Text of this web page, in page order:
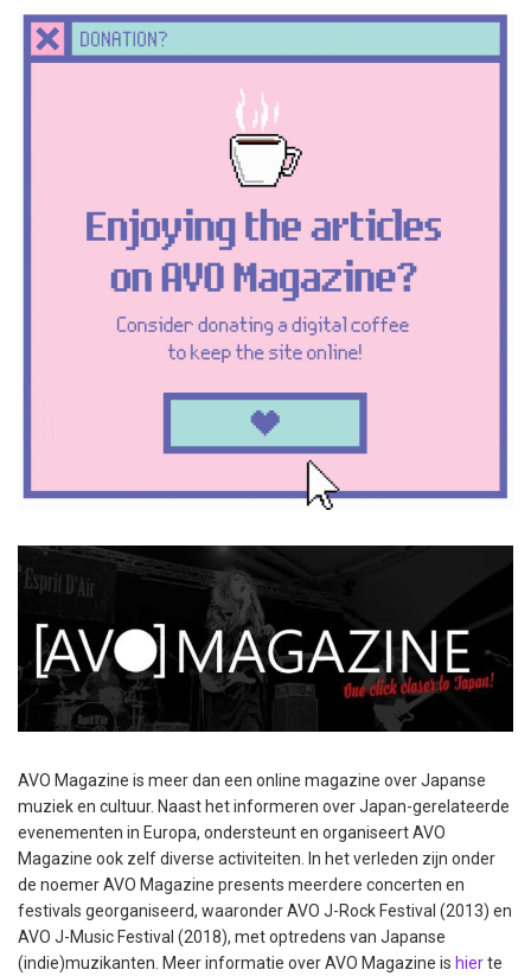
AVO Magazine is meer dan een online magazine over Japanse
muziek en cultuur. Naast het informeren over Japan-gerelateerde
evenementen in Europa, ondersteunt en organiseert AVO
Magazine ook zelf diverse activiteiten. In het verleden zijn onder
de noemer AVO Magazine presents meerdere concerten en
festivals georganiseerd, waaronder AVO J-Rock Festival (2013) en
AVO J-Music Festival (2018), met optredens van Japanse
(indie)muzikanten. Meer informatie over AVO Magazine is hierte